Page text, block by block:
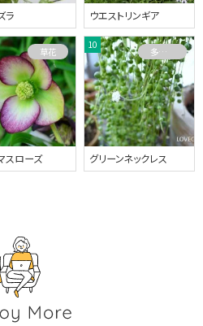
ラ ウエストリンギア
スローズ
草花
グリーンネックレス
多肉植物